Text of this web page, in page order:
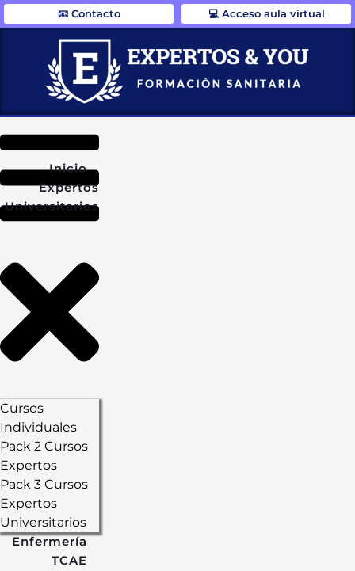
📧 Contacto 💻 Acceso aula virtual
Inicio
Expertos
Universitarios
Cursos
Individuales
Pack 2 Cursos
Expertos
Pack 3 Cursos
Expertos
Universitarios
Enfermería
TCAE